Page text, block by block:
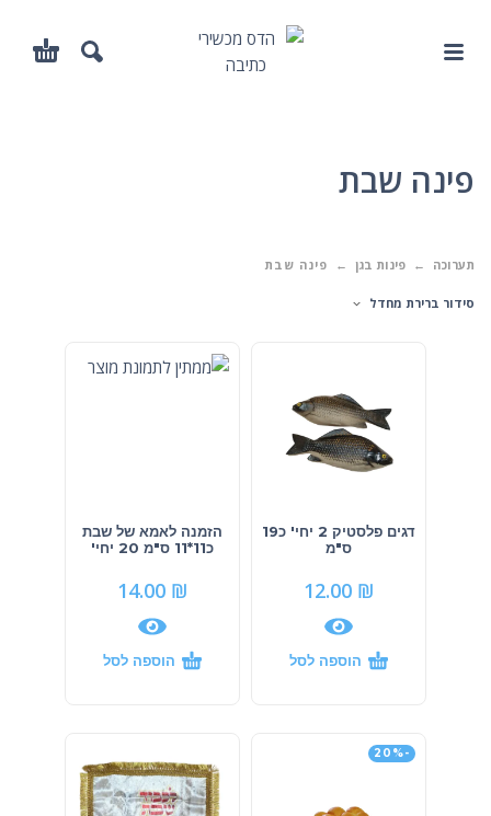
פינה שבת
תערוכה פינות בגן פינה שבת
סידור ברירת מחדל
דגים פלסטיק 2 יחי' כ19
ס"מ
12.00 ₪
הוספה לסל
הזמנה לאמא של שבת
כ11*11 ס"מ 20 יחי'
14.00 ₪
הוספה לסל
-20%